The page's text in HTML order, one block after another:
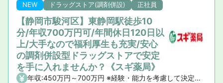
NEW ドラッグストア(調剤併設) 正社員
【静岡市駿河区】東静岡駅徒歩10
分/年収700万円可/年間休日120日以
上/大手なので福利厚生も充実/安心
の調剤併設型ドラッグストアで安定
を手に入れませんか？《スギ薬局》
年収:450万円～700万円 ※経験・能力を考慮して決定いたします。 【昇給】年1回 【賞与】年2回(7月・12月)、業績賞与:年1回(業績連動型) 【諸手当】資格手当、時間外手当、通勤手当、子ども手当等